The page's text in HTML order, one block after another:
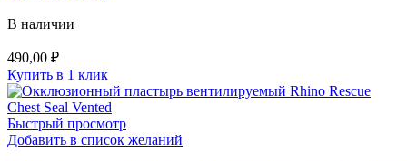
В наличии
490,00 ₽
Купить в 1 клик
Быстрый просмотр
Добавить в список желаний